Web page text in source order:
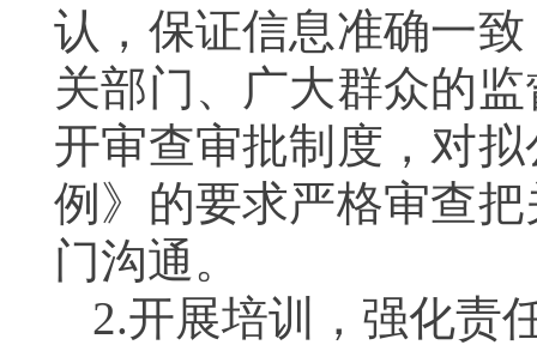
认，保证信息准确一
关部门、广大群众的
开审查审批制度，对
例》的要求严格审查
门沟通。
2.开展培训，强化责